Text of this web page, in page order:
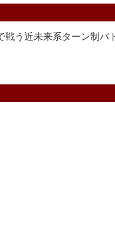
近未来系ターン制バ